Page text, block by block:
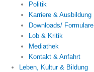
Politik
Karriere & Ausbildung
Downloads/ Formulare
Lob & Kritik
Mediathek
Kontakt & Anfahrt
Leben, Kultur & Bildung